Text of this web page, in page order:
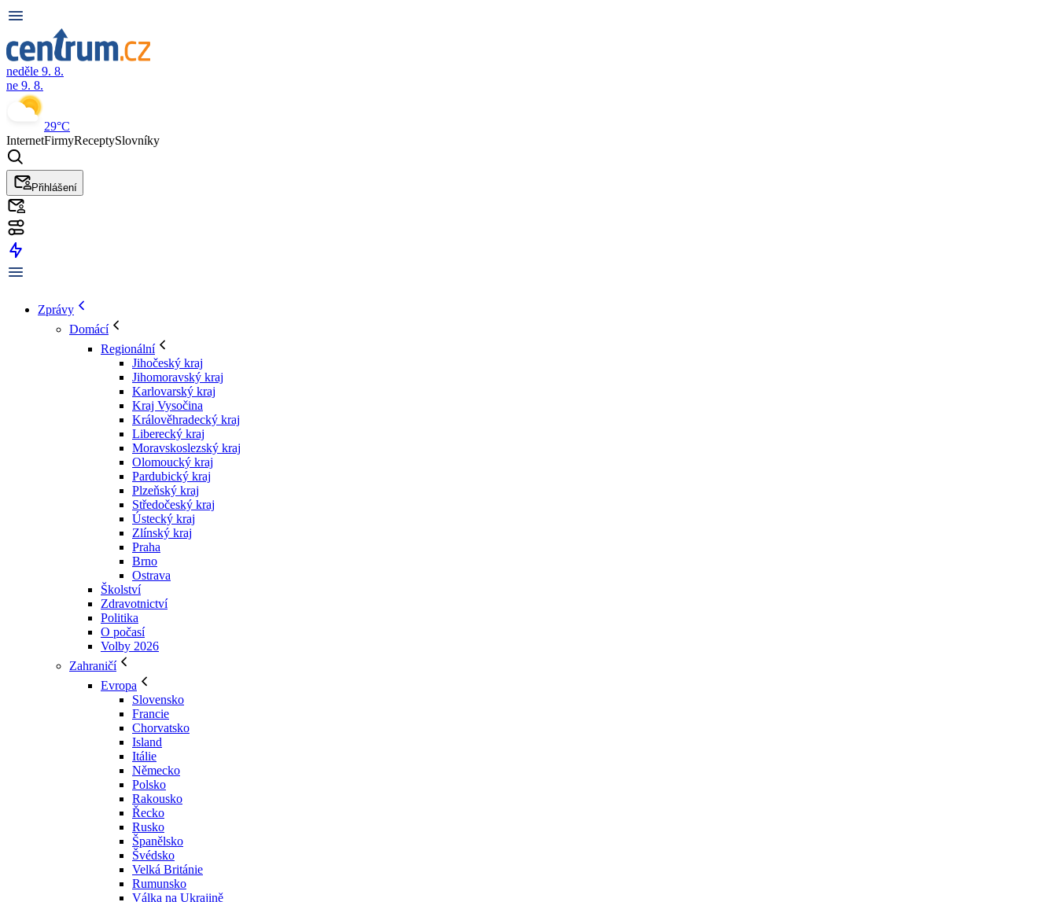
neděle 9. 8.
ne 9. 8.
29°C
InternetFirmyReceptySlovníky
Přihlášení
Zprávy
Domácí
Regionální
Jihočeský kraj
Jihomoravský kraj
Karlovarský kraj
Kraj Vysočina
Králověhradecký kraj
Liberecký kraj
Moravskoslezský kraj
Olomoucký kraj
Pardubický kraj
Plzeňský kraj
Středočeský kraj
Ústecký kraj
Zlínský kraj
Praha
Brno
Ostrava
Školství
Zdravotnictví
Politika
O počasí
Volby 2026
Zahraničí
Evropa
Slovensko
Francie
Chorvatsko
Island
Itálie
Německo
Polsko
Rakousko
Řecko
Rusko
Španělsko
Švédsko
Velká Británie
Rumunsko
Válka na Ukrajině